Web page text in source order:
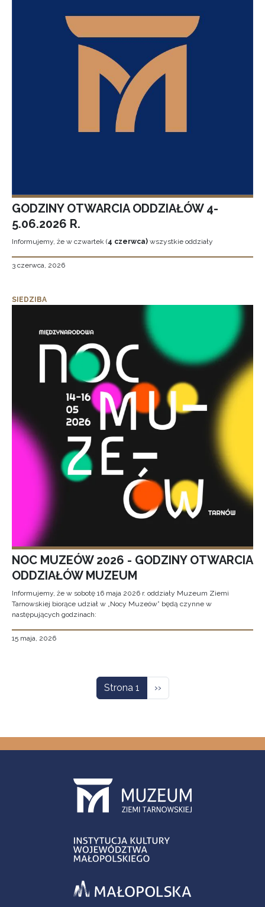
GODZINY OTWARCIA ODDZIAŁÓW 4-
5.06.2026 R.
Informujemy, że w czwartek (4 czerwca) wszystkie oddziały
3 czerwca, 2026
SIEDZIBA
NOC MUZEÓW 2026 - GODZINY OTWARCIA
ODDZIAŁÓW MUZEUM
Informujemy, że w sobotę 16 maja 2026 r. oddziały Muzeum Ziemi
Tarnowskiej biorące udział w „Nocy Muzeów” będą czynne w
następujących godzinach:
15 maja, 2026
Strona 1 Następna strona
››